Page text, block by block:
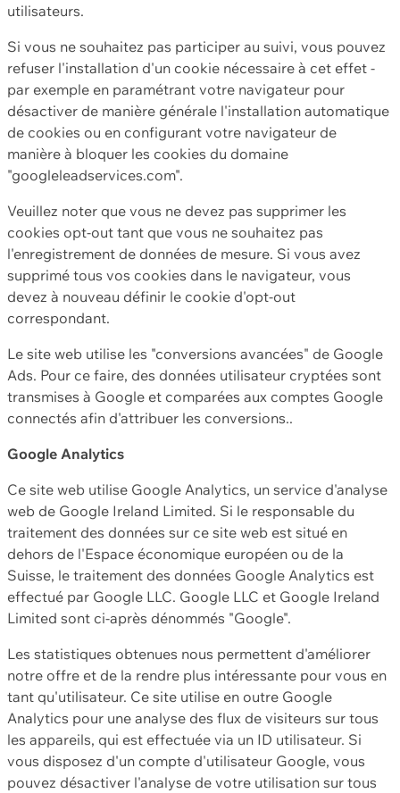
utilisateurs.
Si vous ne souhaitez pas participer au suivi, vous pouvez
refuser l'installation d'un cookie nécessaire à cet effet -
par exemple en paramétrant votre navigateur pour
désactiver de manière générale l'installation automatique
de cookies ou en configurant votre navigateur de
manière à bloquer les cookies du domaine
"googleleadservices.com".
Veuillez noter que vous ne devez pas supprimer les
cookies opt-out tant que vous ne souhaitez pas
l'enregistrement de données de mesure. Si vous avez
supprimé tous vos cookies dans le navigateur, vous
devez à nouveau définir le cookie d'opt-out
correspondant.
Le site web utilise les "conversions avancées" de Google
Ads. Pour ce faire, des données utilisateur cryptées sont
transmises à Google et comparées aux comptes Google
connectés afin d'attribuer les conversions..
Google Analytics
Ce site web utilise Google Analytics, un service d'analyse
web de Google Ireland Limited. Si le responsable du
traitement des données sur ce site web est situé en
dehors de l'Espace économique européen ou de la
Suisse, le traitement des données Google Analytics est
effectué par Google LLC. Google LLC et Google Ireland
Limited sont ci-après dénommés "Google".
Les statistiques obtenues nous permettent d'améliorer
notre offre et de la rendre plus intéressante pour vous en
tant qu'utilisateur. Ce site utilise en outre Google
Analytics pour une analyse des flux de visiteurs sur tous
les appareils, qui est effectuée via un ID utilisateur. Si
vous disposez d'un compte d'utilisateur Google, vous
pouvez désactiver l'analyse de votre utilisation sur tous